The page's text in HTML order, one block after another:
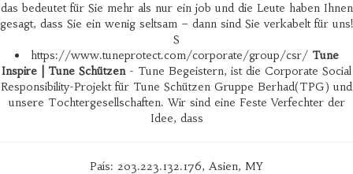
das bedeutet für Sie mehr als nur ein job und die Leute haben Ihnen
gesagt, dass Sie ein wenig seltsam – dann sind Sie verkabelt für uns!
S
https://www.tuneprotect.com/corporate/group/csr/ Tune
Inspire | Tune Schützen- Tune Begeistern, ist die Corporate Social
Responsibility-Projekt für Tune Schützen Gruppe Berhad(TPG) und
unsere Tochtergesellschaften. Wir sind eine Feste Verfechter der
Idee, dass
País: 203.223.132.176, Asien, MY